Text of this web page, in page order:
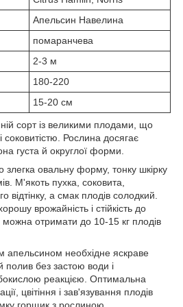
Апельсин Навелина
помаранчева
2-3 м
180-220
15-20 см
сорт із великими плодами, що
соковитістю. Рослина досягає
густа й округлої форми.
овальну форму, тонку шкірку
М'якоть пухка, соковита,
відтінку, а смак плодів солодкий.
врожайність і стійкість до
можна отримати до 10-15 кг плодів
апельсином необхідне яскраве
полив без застою води і
реакцією. Оптимальна
цвітіння і зав'язування плодів
горщик з рослиною